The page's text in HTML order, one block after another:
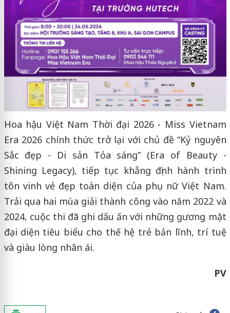
Hoa hậu Việt Nam Thời đại 2026 - Miss Vietnam
Era 2026 chính thức trở lại với chủ đề “Kỷ nguyên
Sắc đẹp - Di sản Tỏa sáng” (Era of Beauty -
Shining Legacy), tiếp tục khẳng định hành trình
tôn vinh vẻ đẹp toàn diện của phụ nữ Việt Nam.
Trải qua hai mùa giải thành công vào năm 2022 và
2024, cuộc thi đã ghi dấu ấn với những gương mặt
đại diện tiêu biểu cho thế hệ trẻ bản lĩnh, trí tuệ
và giàu lòng nhân ái.
PV